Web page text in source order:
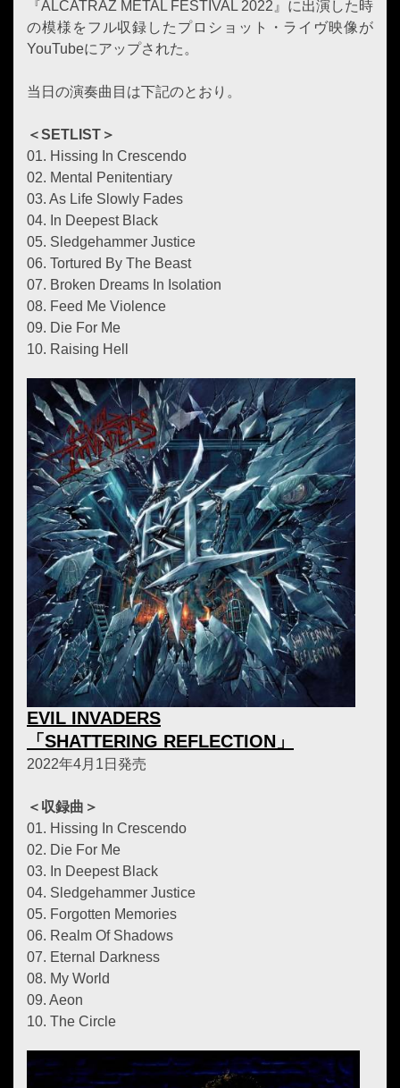
『ALCATRAZ METAL FESTIVAL 2022』に出演した時
の模様をフル収録したプロショット・ライヴ映像が
YouTubeにアップされた。
当日の演奏曲目は下記のとおり。
＜SETLIST＞
01. Hissing In Crescendo
02. Mental Penitentiary
03. As Life Slowly Fades
04. In Deepest Black
05. Sledgehammer Justice
06. Tortured By The Beast
07. Broken Dreams In Isolation
08. Feed Me Violence
09. Die For Me
10. Raising Hell
EVIL INVADERS
「SHATTERING REFLECTION」
2022年4月1日発売
＜収録曲＞
01. Hissing In Crescendo
02. Die For Me
03. In Deepest Black
04. Sledgehammer Justice
05. Forgotten Memories
06. Realm Of Shadows
07. Eternal Darkness
08. My World
09. Aeon
10. The Circle